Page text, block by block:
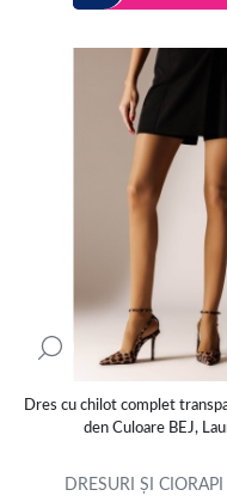
Dres cu chilot complet
den Culoare BEJ,
DRESURI ȘI